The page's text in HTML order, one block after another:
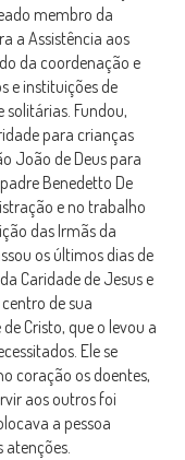
membro da
a Assistência aos
da coordenação e
e instituições de
Fundou,
para crianças
João de Deus para
Benedetto De
e no trabalho
das Irmãs da
os últimos dias de
Caridade de Jesus e
de sua
Cristo, que o levou a
Ele se
coração os doentes,
aos outros foi
a pessoa